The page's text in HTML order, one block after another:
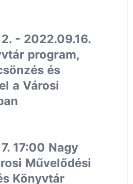
- 2022.09.16.
program,
és
a Városi
17:00 Nagy
Művelődési
Könyvtár